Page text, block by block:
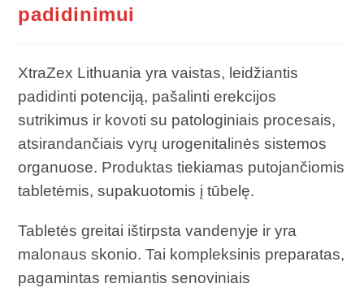
padidinimui
XtraZex Lithuania yra vaistas, leidžiantis
padidinti potenciją, pašalinti erekcijos
sutrikimus ir kovoti su patologiniais procesais,
atsirandančiais vyrų urogenitalinės sistemos
organuose. Produktas tiekiamas putojančiomis
tabletėmis, supakuotomis į tūbelę.
Tabletės greitai ištirpsta vandenyje ir yra
malonaus skonio. Tai kompleksinis preparatas,
pagamintas remiantis senoviniais